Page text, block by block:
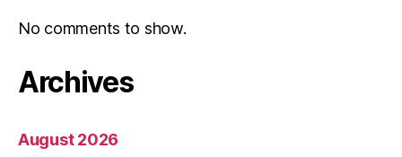
No comments to show.
Archives
August 2026